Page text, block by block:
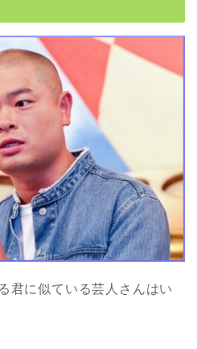
君に似ている芸人さんはい